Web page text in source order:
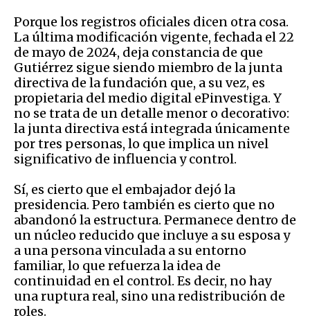
Porque los registros oficiales dicen otra cosa.
La última modificación vigente, fechada el 22
de mayo de 2024, deja constancia de que
Gutiérrez sigue siendo miembro de la junta
directiva de la fundación que, a su vez, es
propietaria del medio digital ePinvestiga. Y
no se trata de un detalle menor o decorativo:
la junta directiva está integrada únicamente
por tres personas, lo que implica un nivel
significativo de influencia y control.
Sí, es cierto que el embajador dejó la
presidencia. Pero también es cierto que no
abandonó la estructura. Permanece dentro de
un núcleo reducido que incluye a su esposa y
a una persona vinculada a su entorno
familiar, lo que refuerza la idea de
continuidad en el control. Es decir, no hay
una ruptura real, sino una redistribución de
roles.